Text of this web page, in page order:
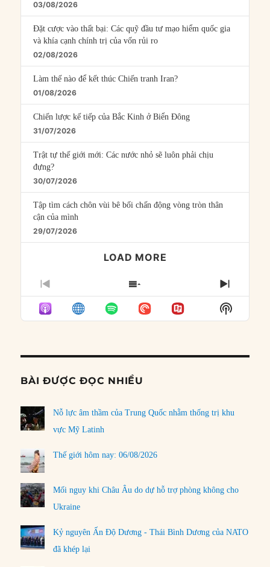
03/08/2026
Đặt cược vào thất bại: Các quỹ đầu tư mạo hiểm quốc gia
và khía cạnh chính trị của vốn rủi ro
02/08/2026
Làm thế nào để kết thúc Chiến tranh Iran?
01/08/2026
Chiến lược kế tiếp của Bắc Kinh ở Biển Đông
31/07/2026
Trật tự thế giới mới: Các nước nhỏ sẽ luôn phải chịu
đựng?
30/07/2026
Tập tìm cách chôn vùi bê bối chấn động vòng tròn thân
cận của mình
29/07/2026
LOAD MORE
PREVIOUS
EPISODE
SHOW
EPISODES
LIST
NEXT
Show
Podcast
BÀI ĐƯỢC ĐỌC NHIỀU
Nỗ lực âm thầm của Trung Quốc nhằm thống trị khu
vực Mỹ Latinh
Thế giới hôm nay: 06/08/2026
Mối nguy khi Châu Âu do dự hỗ trợ phòng không cho
Ukraine
Kỷ nguyên Ấn Độ Dương - Thái Bình Dương của NATO
đã khép lại